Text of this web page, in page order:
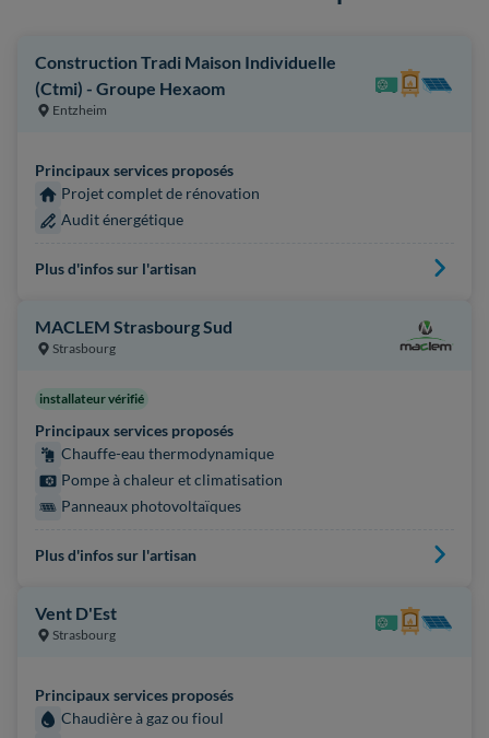
Construction Tradi Maison Individuelle
(Ctmi) - Groupe Hexaom
Entzheim
Principaux services proposés
Projet complet de rénovation
Audit énergétique
Plus d'infos sur l'artisan
MACLEM Strasbourg Sud
Strasbourg
installateur vérifié
Principaux services proposés
Chauffe-eau thermodynamique
Pompe à chaleur et climatisation
Panneaux photovoltaïques
Plus d'infos sur l'artisan
Vent D'Est
Strasbourg
Principaux services proposés
Chaudière à gaz ou fioul